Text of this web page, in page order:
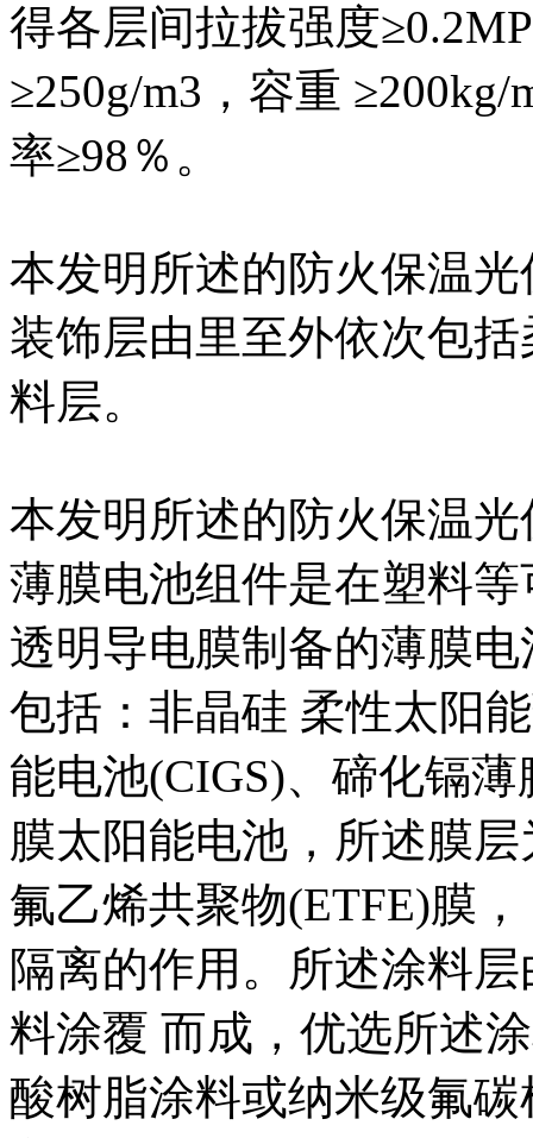
得各层间拉拔强度
≥250g/m3，容重
率≥98％。
本发明所述的防火保温
装饰层由里至外依次包
料层。
本发明所述的防火保温
薄膜电池组件是在塑料
透明导电膜制备的薄膜
包括：非晶硅 柔性太阳
能电池(CIGS)、碲化镉
膜太阳能电池，所述膜
氟乙烯共聚物(ETFE)膜
隔离的作用。所述涂料
料涂覆 而成，优选所述
酸树脂涂料或纳米级氟